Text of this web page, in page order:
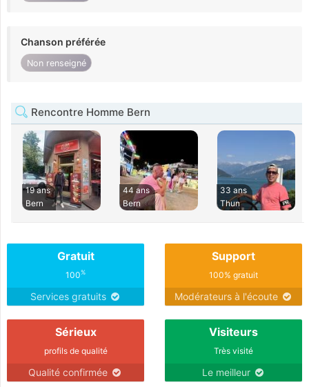
Chanson préférée
Non renseigné
Rencontre Homme Bern
19 ans
Bern
44 ans
Bern
33 ans
Thun
Gratuit
100%
Services gratuits
Support
100% gratuit
Modérateurs à l'écoute
Sérieux
profils de qualité
Qualité confirmée
Visiteurs
Très visité
Le meilleur